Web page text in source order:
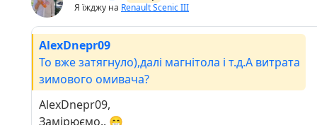
Я їжджу на Renault Scenic III
AlexDnepr09
То вже затягнуло),далі магнітола і т.д.А витрата
зимового омивача?
AlexDnepr09,
Замірюємо.. 😁